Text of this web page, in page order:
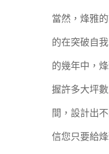
當然，烽雅
的在突破自
的幾年中，
握許多大坪
間，設計出
信您只要給